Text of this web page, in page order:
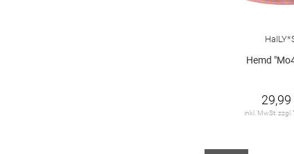
Hemd
29,99
inkl. MwSt. zzgl.